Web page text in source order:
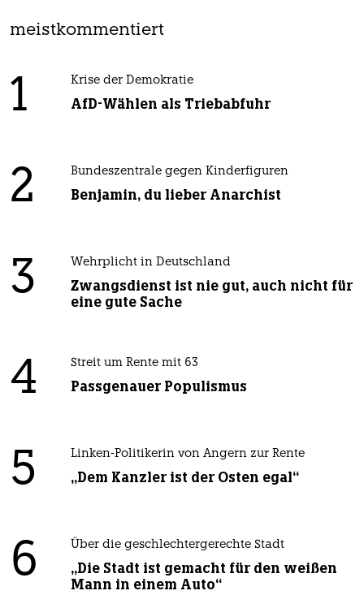
meistkommentiert
1 Krise der Demokratie
AfD-Wählen als Triebabfuhr
2 Bundeszentrale gegen Kinderfiguren
Benjamin, du lieber Anarchist
3 Wehrplicht in Deutschland
Zwangsdienst ist nie gut, auch nicht für
eine gute Sache
4 Streit um Rente mit 63
Passgenauer Populismus
5 Linken-Politikerin von Angern zur Rente
„Dem Kanzler ist der Osten egal“
6 Über die geschlechtergerechte Stadt
„Die Stadt ist gemacht für den weißen
Mann in einem Auto“